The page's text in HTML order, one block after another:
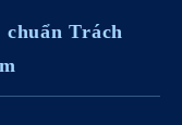
chuẩn Trách